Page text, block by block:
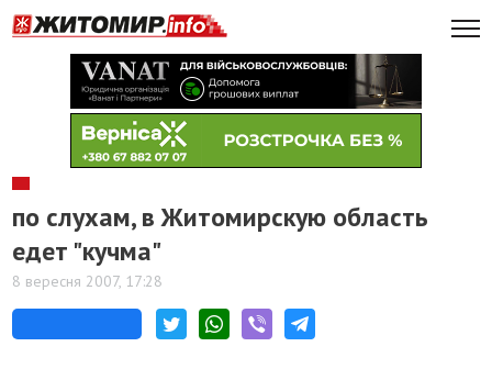
по слухам, в Житомирскую область
едет "кучма"
8 вересня 2007, 17:28